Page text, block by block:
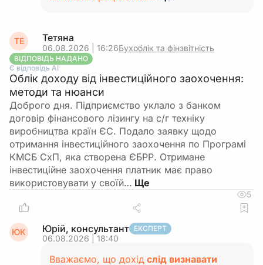
ТЕ Тетяна
06.08.2026 | 16:26Бухоблік та фінзвітність
ВІДПОВІДЬ НАДАНО
Є відповідь АІ
Облік доходу від інвестиційного заохочення:
методи та нюанси
Доброго дня. Підприємство уклало з банком
договір фінансового лізингу на с/г техніку
виробництва країн ЄС. Подало заявку щодо
отримання інвестиційного заохочення по Програмі
КМСБ СхП, яка створена ЄБРР. Отримане
інвестиційне заохочення платник має право
використовувати у своїй…
5
ЮК Юрій, консультант ЕКСПЕРТ
06.08.2026 | 18:40
Вважаємо, що дохід слід визнавати